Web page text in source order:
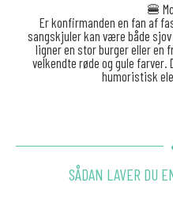
🍔
Er konfirmanden en fan af
sangskjuler kan være både
ligner en stor burger eller en
velkendte røde og gule
humoristisk
SÅDAN LAVER DU